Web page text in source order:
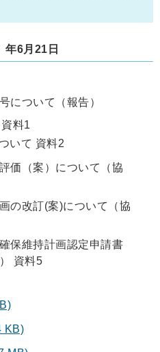
年6月21日
について（報告）
料1
いて 資料2
価（案）について（協
の改訂(案)について（協
保維持計画認定申請書
資料5
KB)